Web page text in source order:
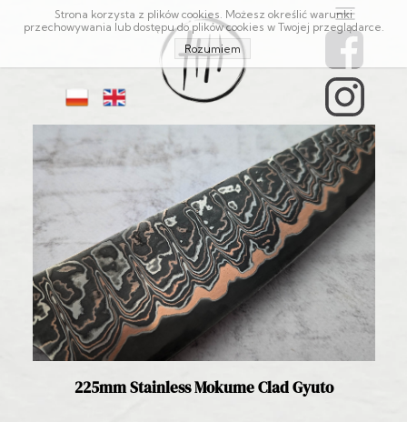
225mm Stainless Mokume Clad Gyuto
Strona korzysta z plików cookies. Możesz określić warunki
przechowywania lub dostępu do plików cookies w Twojej przeglądarce.
Rozumiem